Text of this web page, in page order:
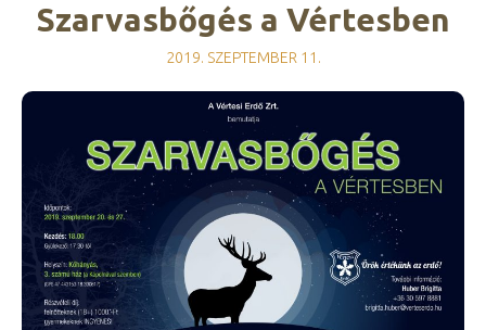
Szarvasbőgés a Vértesben
2019. SZEPTEMBER 11.